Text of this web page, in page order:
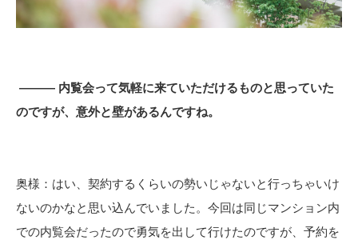
――― 内覧会って気軽に来ていただけるものと思っていた
のですが、意外と壁があるんですね。
奥様：はい、契約するくらいの勢いじゃないと行っちゃいけ
ないのかなと思い込んでいました。今回は同じマンション内
での内覧会だったので勇気を出して行けたのですが、予約を